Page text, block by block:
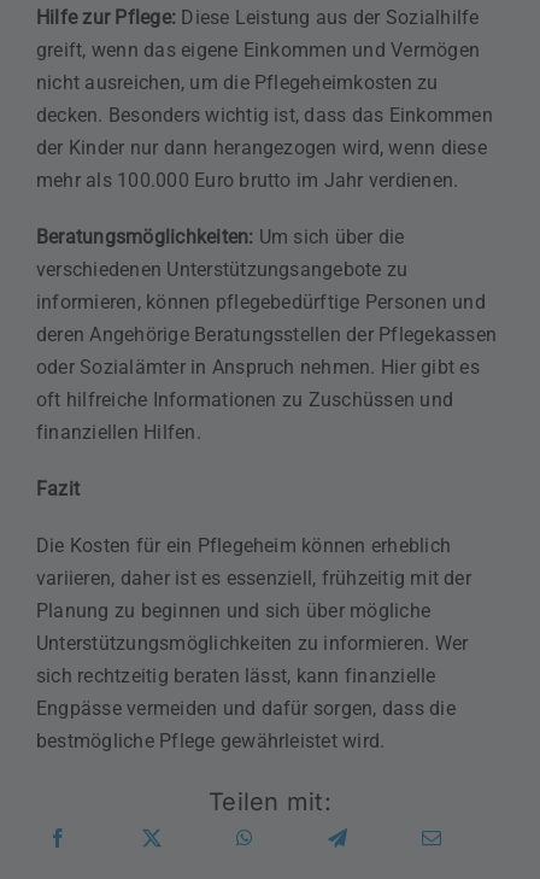
Hilfe zur Pflege: Diese Leistung aus der Sozialhilfe
greift, wenn das eigene Einkommen und Vermögen
nicht ausreichen, um die Pflegeheimkosten zu
decken. Besonders wichtig ist, dass das Einkommen
der Kinder nur dann herangezogen wird, wenn diese
mehr als 100.000 Euro brutto im Jahr verdienen.
Beratungsmöglichkeiten: Um sich über die
verschiedenen Unterstützungsangebote zu
informieren, können pflegebedürftige Personen und
deren Angehörige Beratungsstellen der Pflegekassen
oder Sozialämter in Anspruch nehmen. Hier gibt es
oft hilfreiche Informationen zu Zuschüssen und
finanziellen Hilfen.
Fazit
Die Kosten für ein Pflegeheim können erheblich
variieren, daher ist es essenziell, frühzeitig mit der
Planung zu beginnen und sich über mögliche
Unterstützungsmöglichkeiten zu informieren. Wer
sich rechtzeitig beraten lässt, kann finanzielle
Engpässe vermeiden und dafür sorgen, dass die
bestmögliche Pflege gewährleistet wird.
Teilen mit: